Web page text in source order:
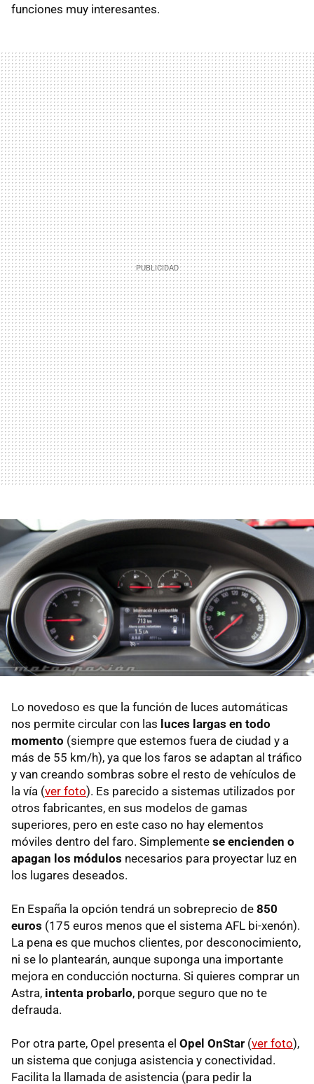
funciones muy interesantes.
Lo novedoso es que la función de luces automáticas
nos permite circular con las luces largas en todo
momento (siempre que estemos fuera de ciudad y a
más de 55 km/h), ya que los faros se adaptan al tráfico
y van creando sombras sobre el resto de vehículos de
la vía (ver foto). Es parecido a sistemas utilizados por
otros fabricantes, en sus modelos de gamas
superiores, pero en este caso no hay elementos
móviles dentro del faro. Simplemente se encienden o
apagan los módulos necesarios para proyectar luz en
los lugares deseados.
En España la opción tendrá un sobreprecio de 850
euros (175 euros menos que el sistema AFL bi-xenón).
La pena es que muchos clientes, por desconocimiento,
ni se lo plantearán, aunque suponga una importante
mejora en conducción nocturna. Si quieres comprar un
Astra, intenta probarlo, porque seguro que no te
defrauda.
Por otra parte, Opel presenta el Opel OnStar (ver foto),
un sistema que conjuga asistencia y conectividad.
Facilita la llamada de asistencia (para pedir la